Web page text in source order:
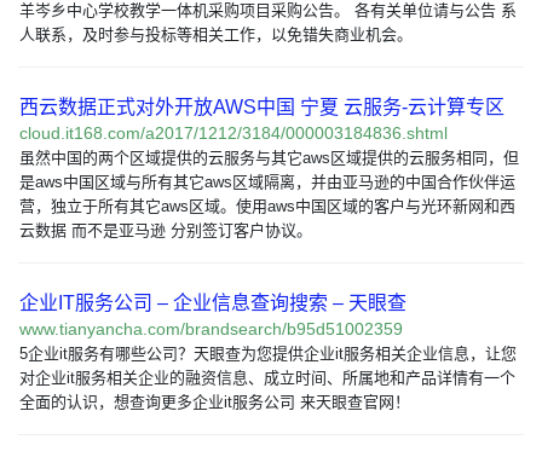
羊岑乡中心学校教学一体机采购项目采购公告。 各有关单位请与公告 系
人联系，及时参与投标等相关工作，以免错失商业机会。
西云数据正式对外开放AWS中国 宁夏 云服务-云计算专区
cloud.it168.com/a2017/1212/3184/000003184836.shtml
虽然中国的两个区域提供的云服务与其它aws区域提供的云服务相同，但
是aws中国区域与所有其它aws区域隔离，并由亚马逊的中国合作伙伴运
营，独立于所有其它aws区域。使用aws中国区域的客户与光环新网和西
云数据 而不是亚马逊 分别签订客户协议。
企业IT服务公司 – 企业信息查询搜索 – 天眼查
www.tianyancha.com/brandsearch/b95d51002359
5企业it服务有哪些公司？天眼查为您提供企业it服务相关企业信息，让您
对企业it服务相关企业的融资信息、成立时间、所属地和产品详情有一个
全面的认识，想查询更多企业it服务公司 来天眼查官网！